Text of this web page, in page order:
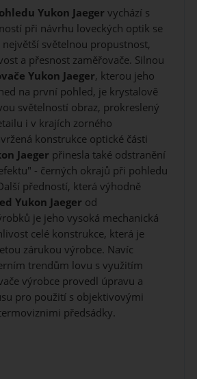
Yukon Jaeger vychází s
při návrhu loveckých optik se
světelnou propustnost,
a přesnost zaměřovače. Silnou
Yukon Jaeger, kterou jeho
na první pohled, je krystalově
světelností obraz, prokreslený
i v krajích zorného
konstrukce optické části
Jaeger přinesla také odstranění
- černých okrajů při pohledu
předností, která výhodně
Yukon Jaeger od
je jeho vysoká mechanická
celé konstrukce, která je
zárukou výrobce. Navíc
trendům lovu s využitím
výrobce provedl úpravu a
pro použití s objektivovými
předsádky.